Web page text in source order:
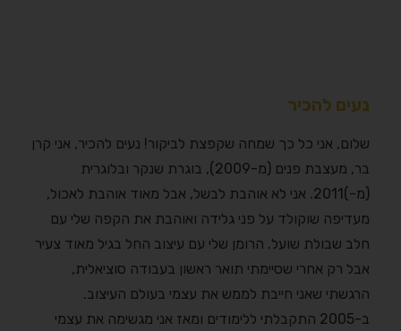
נעים להכיר
שלום, אני כל כך שמחה שקפצת לביקור! נעים להכיר, אני קרן
בר, מעצבת פנים (מ-2009), בוגרת שנקר ובלוגרית
(מ-)2011. אני לא אוהבת לבשל, אבל מאוד אוהבת לאכול,
מעדיפה שוקולד על פני גלידה ואוהבת את הקפה שלי עם
חלב שבולת שועל. הרומן שלי עם עיצוב החל בגיל מאוד צעיר
אבל רק אחרי שסיימתי תואר ראשון בעבודה סוציאלית,
הרגשתי שאני חייבת לממש את עצמי בעולם העיצוב.
ב-2005 התקבלתי ללימודים ומאז אני מגשימה את עצמי